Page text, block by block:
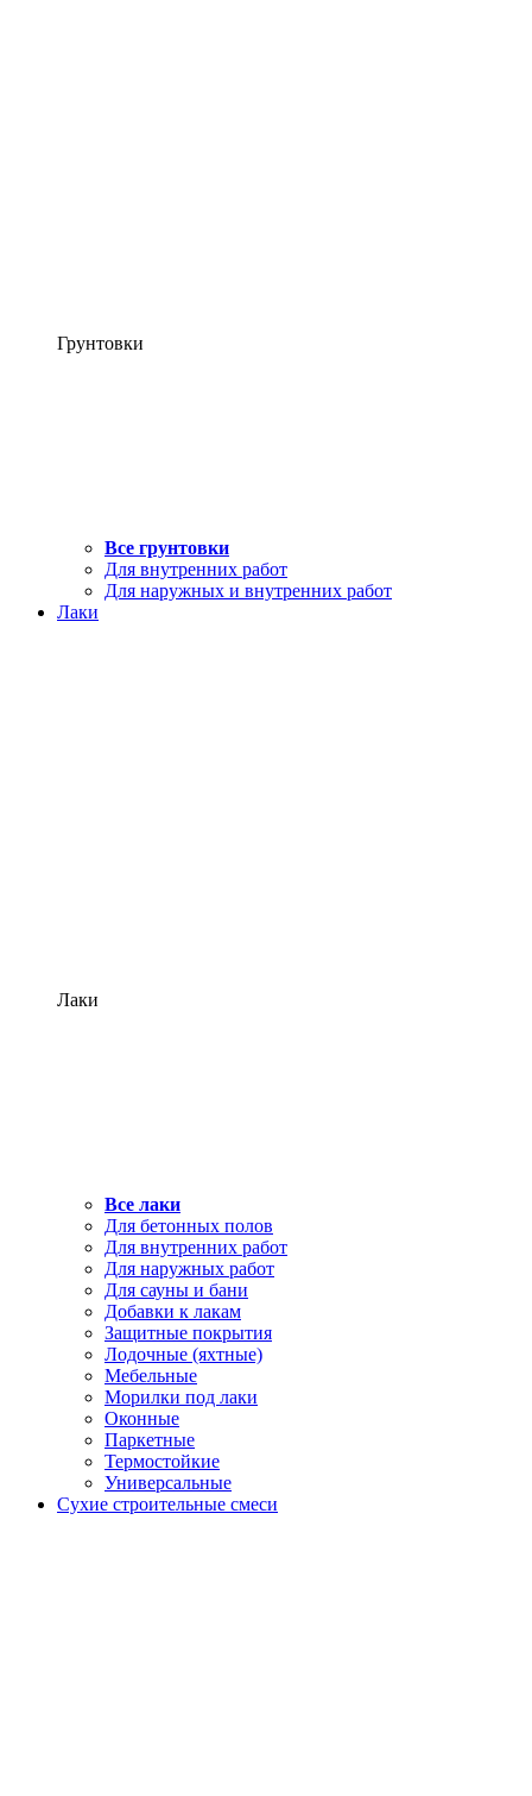
Грунтовки
Все грунтовки
Для внутренних работ
Для наружных и внутренних работ
Лаки
Лаки
Все лаки
Для бетонных полов
Для внутренних работ
Для наружных работ
Для сауны и бани
Добавки к лакам
Защитные покрытия
Лодочные (яхтные)
Мебельные
Морилки под лаки
Оконные
Паркетные
Термостойкие
Универсальные
Сухие строительные смеси